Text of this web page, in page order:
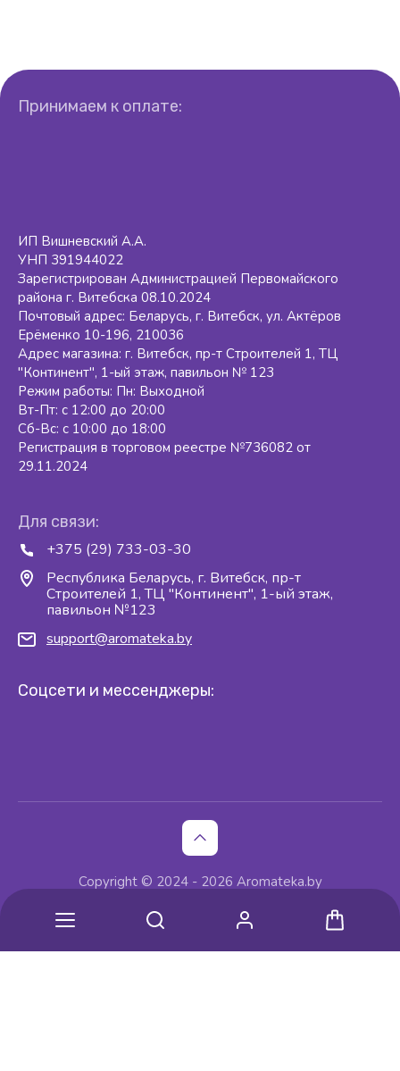
Для связи:
+375 (29) 733-03-30
Республика Беларусь, г. Витебск, пр-т
Строителей 1, ТЦ "Континент", 1-ый этаж,
павильон №123
support@aromateka.by
Соцсети и мессенджеры:
Принимаем к оплате:
ИП Вишневский А.А.
УНП 391944022
Зарегистрирован Администрацией Первомайского
района г. Витебска 08.10.2024
Почтовый адрес: Беларусь, г. Витебск, ул. Актёров
Ерёменко 10-196, 210036
Адрес магазина: г. Витебск, пр-т Строителей 1, ТЦ
"Континент", 1-ый этаж, павильон № 123
Режим работы: Пн: Выходной
Вт-Пт: с 12:00 до 20:00
Сб-Вс: с 10:00 до 18:00
Регистрация в торговом реестре №736082 от
29.11.2024
Copyright © 2024 - 2026 Aromateka.by